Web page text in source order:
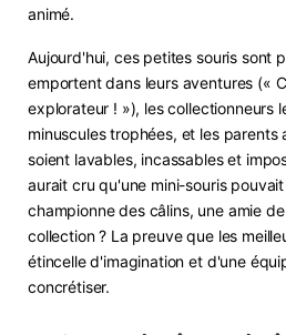
animé.
Aujourd'hui, ces petites souris sont
emportent dans leurs aventures («
explorateur ! »), les collectionneurs
minuscules trophées, et les parents
soient lavables, incassables et
aurait cru qu'une mini-souris
championne des câlins, une amie
collection ? La preuve que les
étincelle d'imagination et d'une
concrétiser.